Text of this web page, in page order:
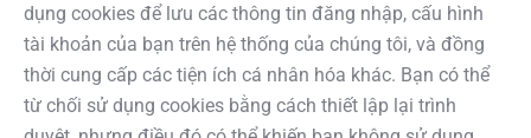
dụng cookies để lưu các thông tin đăng nhập, cấu hình
tài khoản của bạn trên hệ thống của chúng tôi, và đồng
thời cung cấp các tiện ích cá nhân hóa khác. Bạn có thể
từ chối sử dụng cookies bằng cách thiết lập lại trình